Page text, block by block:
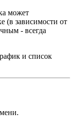
может
(в зависимости от
- всегда
и список